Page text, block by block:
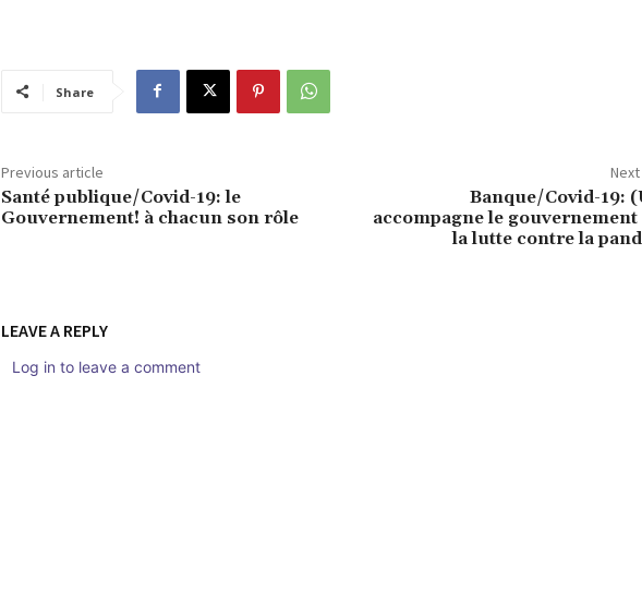
Share
Previous article
Santé publique/Covid-19: le
Gouvernement! à chacun son rôle
Banque/Covid-19:
accompagne le gouvernement
la lutte contre la
LEAVE A REPLY
Log in to leave a comment